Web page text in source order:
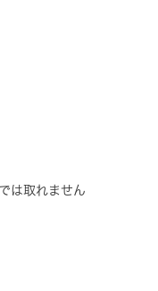
は取れません